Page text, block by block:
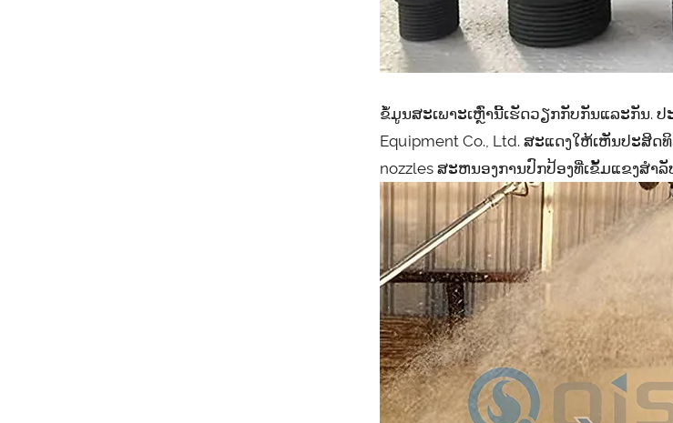
ຂໍ້ມູນສະເພາະເຫຼົ່ານີ້ເຮັດວຽກກັບກັນແລະກັນ. ປ
Equipment Co., Ltd. ສະແດງໃຫ້ເຫັນປະສິ
nozzles ສະຫນອງການປົກປ້ອງທີ່ເຂັ້ມແຂງສໍາ